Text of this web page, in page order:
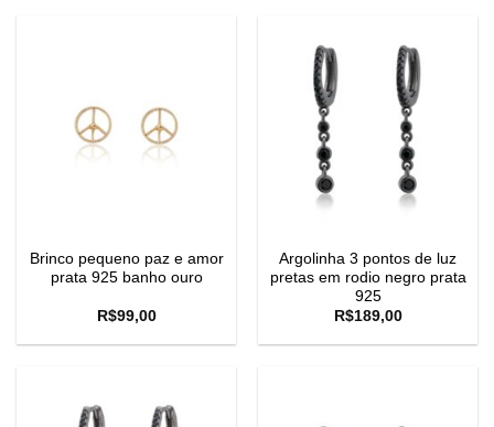
Brinco pequeno paz e amor
prata 925 banho ouro
R$99,00
Argolinha 3 pontos de luz
pretas em rodio negro prata
925
R$189,00